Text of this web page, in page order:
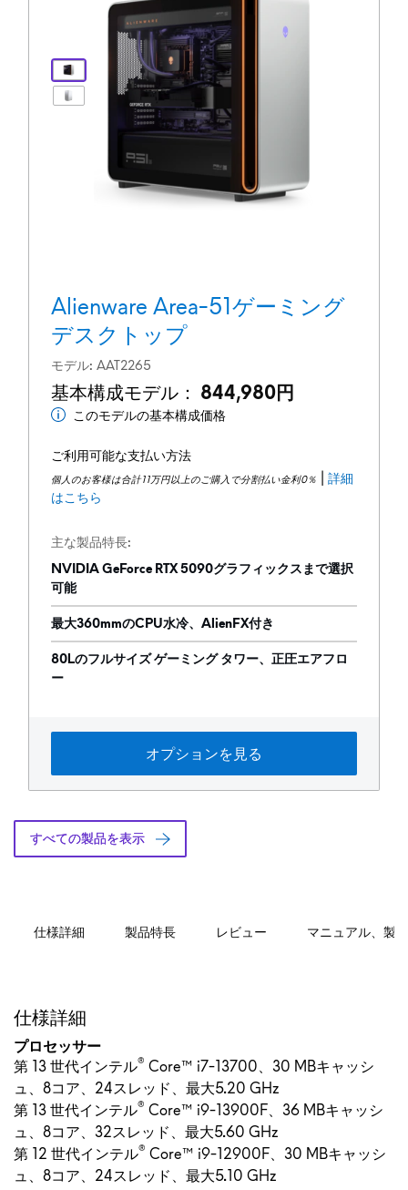
Alienware Area-51ゲーミング
デスクトップ
モデル AAT2265
基本構成モデル： 844,980円
最
低
価
格
このモデルの基本構成価格
ご利用可能な支払い方法
個人のお客様は合計11万円以上のご購入で分割払い金利0％
詳細
はこちら
主な製品特長
NVIDIA GeForce RTX 5090グラフィックスまで選択
可能
最大360mmのCPU水冷、AlienFX付き
80Lのフルサイズ ゲーミング タワー、正圧エアフロ
ー
オプションを見る
すべての製品を表示
仕様詳細 製品特長 レビュー マニュアル、製
仕様詳細
プロセッサー
第 13 世代インテル® Core™ i7-13700、30 MBキャッシ
ュ、8コア、24スレッド、最大5.20 GHz
第 13 世代インテル® Core™ i9-13900F、36 MBキャッシ
ュ、8コア、32スレッド、最大5.60 GHz
第 12 世代インテル® Core™ i9-12900F、30 MBキャッシ
ュ、8コア、24スレッド、最大5.10 GHz